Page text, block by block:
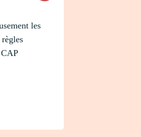
les